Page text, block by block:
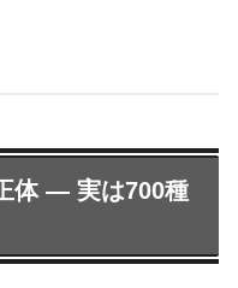
体 ― 実は700種